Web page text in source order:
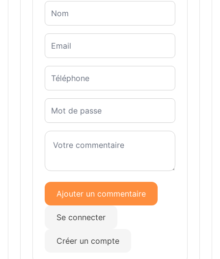
Ajouter un commentaire
Se connecter
Créer un compte